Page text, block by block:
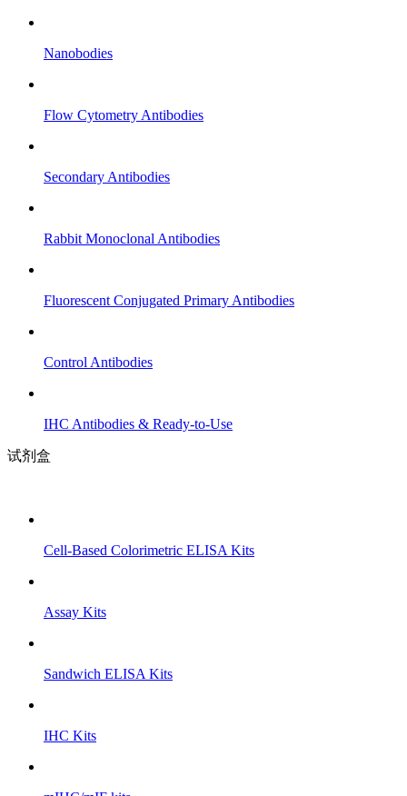
Nanobodies
Flow Cytometry Antibodies
Secondary Antibodies
Rabbit Monoclonal Antibodies
Fluorescent Conjugated Primary Antibodies
Control Antibodies
IHC Antibodies & Ready-to-Use
试剂盒
Cell-Based Colorimetric ELISA Kits
Assay Kits
Sandwich ELISA Kits
IHC Kits